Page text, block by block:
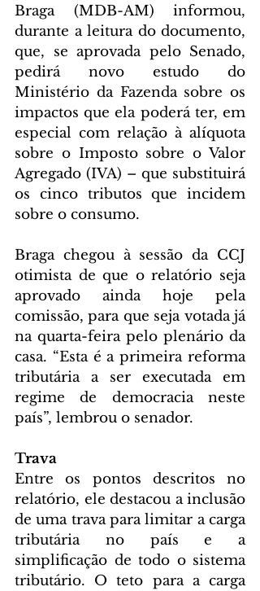
Braga (MDB-AM) informou,
durante a leitura do documento,
que, se aprovada pelo Senado,
pedirá novo estudo do
Ministério da Fazenda sobre os
impactos que ela poderá ter, em
especial com relação à alíquota
sobre o Imposto sobre o Valor
Agregado (IVA) – que substituirá
os cinco tributos que incidem
sobre o consumo.
Braga chegou à sessão da CCJ
otimista de que o relatório seja
aprovado ainda hoje pela
comissão, para que seja votada já
na quarta-feira pelo plenário da
casa. “Esta é a primeira reforma
tributária a ser executada em
regime de democracia neste
país”, lembrou o senador.
Trava
Entre os pontos descritos no
relatório, ele destacou a inclusão
de uma trava para limitar a carga
tributária no país e a
simplificação de todo o sistema
tributário. O teto para a carga